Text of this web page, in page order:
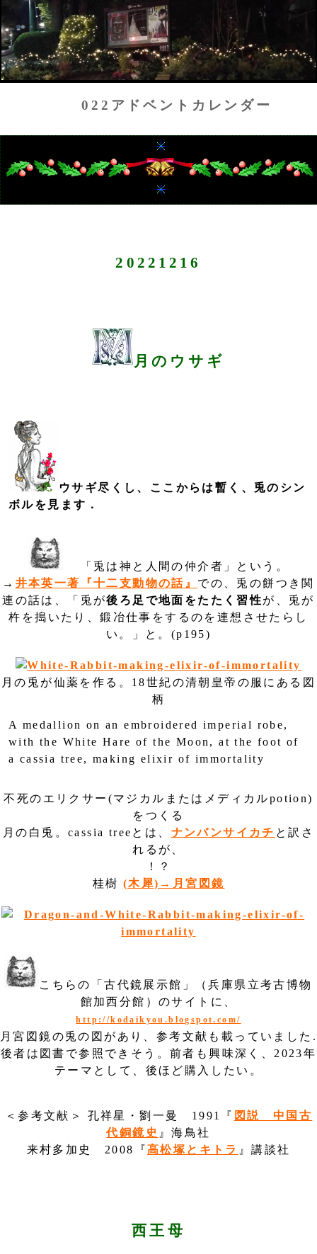
022アドベントカレンダー
20221216
月のウサギ
ウサギ尽くし、ここからは暫く、兎のシン
ボルを見ます．
「兎は神と人間の仲介者」という。
→ 井本英一著『十二支動物の話』 での、兎の餅つき関
連の話は、「兎が後ろ足で地面をたたく習性が、兎が
杵を搗いたり、鍛冶仕事をするのを連想させたらし
い。」と。(p195)
月の兎が仙薬を作る。18世紀の清朝皇帝の服にある図
柄
A medallion on an embroidered imperial robe,
with the White Hare of the Moon, at the foot of
a cassia tree, making elixir of immortality
不死のエリクサー(マジカルまたはメディカルpotion)
をつくる
月の白兎。cassia treeとは、 ナンバンサイカチ と訳さ
れるが、
！？
桂樹 (木犀)→月宮図鏡
こちらの「古代鏡展示館」（兵庫県立考古博物
館加西分館）のサイトに、
http://kodaikyou.blogspot.com/
月宮図鏡の兎の図があり、参考文献も載っていました.
後者は図書で参照できそう。前者も興味深く、2023年
テーマとして、後ほど購入したい。
＜参考文献＞ 孔祥星・劉一曼 1991『 図説 中国古
代銅鏡史 』海鳥社
来村多加史 2008『高松塚とキトラ 』講談社
西王母